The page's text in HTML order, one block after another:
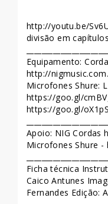
http://youtu.be/Sv6UUJP0ZKs
divisão em
Equipamento:
http://
Microfones Shure:
https://goo.gl/
https://goo.gl/
Apoio: NIG Cordas
Microfones Shure
Ficha técnica
Caico Antunes
Fernandes Edição: